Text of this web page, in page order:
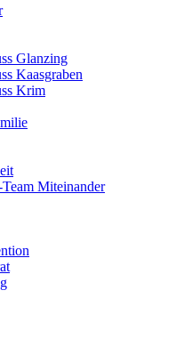
Glanzing
Kaasgraben
Krim
Miteinander